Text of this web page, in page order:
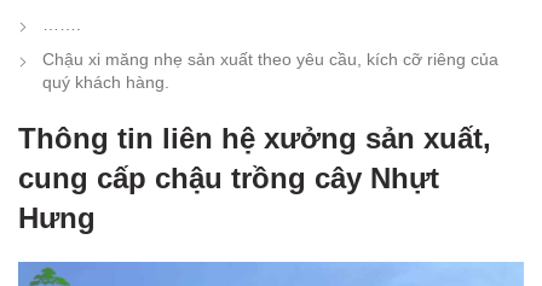
Chậu xi măng nhẹ sản xuất theo yêu cầu, kích cỡ riêng của
quý khách hàng.
Thông tin liên hệ xưởng sản xuất,
cung cấp chậu trồng cây Nhựt
Hưng